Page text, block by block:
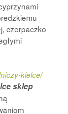
czerpaczko
kielce/
sklep